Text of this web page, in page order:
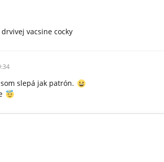
vacsine cocky
slepá jak patrón.